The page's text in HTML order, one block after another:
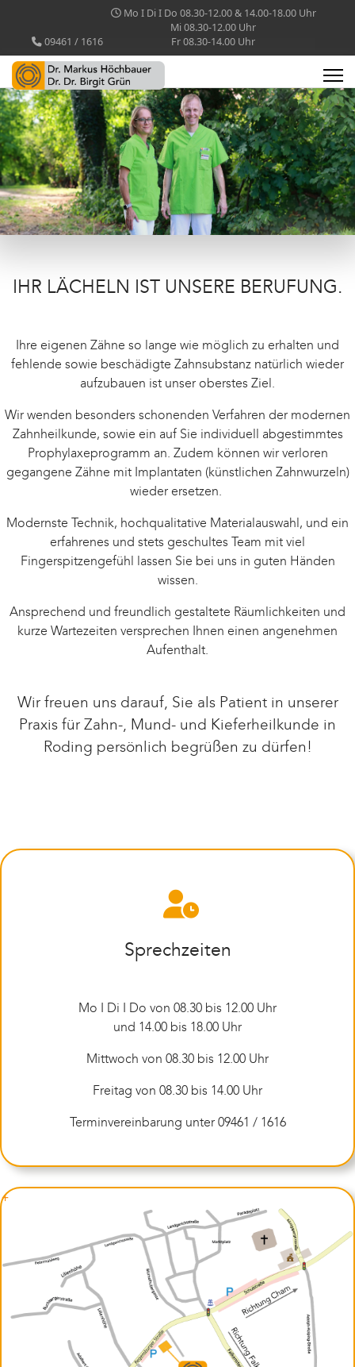
09461 / 1616
Mo I Di I Do 08.30-12.00 & 14.00-18.00 Uhr
Mi 08.30-12.00 Uhr
Fr 08.30-14.00 Uhr
IHR LÄCHELN IST UNSERE BERUFUNG.
Ihre eigenen Zähne so lange wie möglich zu erhalten und
fehlende sowie beschädigte Zahnsubstanz natürlich wieder
aufzubauen ist unser oberstes Ziel.
Wir wenden besonders schonenden Verfahren der modernen
Zahnheilkunde, sowie ein auf Sie individuell abgestimmtes
Prophylaxeprogramm an. Zudem können wir verloren
gegangene Zähne mit Implantaten (künstlichen Zahnwurzeln)
wieder ersetzen.
Modernste Technik, hochqualitative Materialauswahl, und ein
erfahrenes und stets geschultes Team mit viel
Fingerspitzengefühl lassen Sie bei uns in guten Händen
wissen.
Ansprechend und freundlich gestaltete Räumlichkeiten und
kurze Wartezeiten versprechen Ihnen einen angenehmen
Aufenthalt.
Wir freuen uns darauf, Sie als Patient in unserer
Praxis für Zahn-, Mund- und Kieferheilkunde in
Roding persönlich begrüßen zu dürfen!
Sprechzeiten
Mo I Di I Do von 08.30 bis 12.00 Uhr
und 14.00 bis 18.00 Uhr
Mittwoch von 08.30 bis 12.00 Uhr
Freitag von 08.30 bis 14.00 Uhr
Terminvereinbarung unter 09461 / 1616
+